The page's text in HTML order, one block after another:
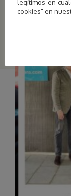
legítimos en
cookies" en